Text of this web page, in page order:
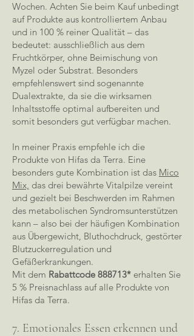
Wochen. Achten Sie beim Kauf unbedingt
auf Produkte aus kontrolliertem Anbau
und in 100 % reiner Qualität – das
bedeutet: ausschließlich aus dem
Fruchtkörper, ohne Beimischung von
Myzel oder Substrat. Besonders
empfehlenswert sind sogenannte
Dualextrakte, da sie die wirksamen
Inhaltsstoffe optimal aufbereiten und
somit besonders gut verfügbar machen.
In meiner Praxis empfehle ich die
Produkte von Hifas da Terra. Eine
besonders gute Kombination ist das Mico
Mix, das drei bewährte Vitalpilze vereint
und gezielt bei Beschwerden im Rahmen
des metabolischen Syndromsunterstützen
kann – also bei der häufigen Kombination
aus Übergewicht, Bluthochdruck, gestörter
Blutzuckerregulation und
Gefäßerkrankungen.
Mit dem Rabattcode 888713* erhalten Sie
5 % Preisnachlass auf alle Produkte von
Hifas da Terra.
7. Emotionales Essen erkennen und